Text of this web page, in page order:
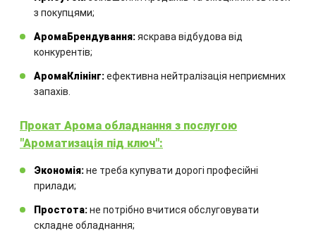
Замовте технічний розрахунок
Комбінація обладнання
окремого проекту.
з покупцями;
АромаБрендування:яскрава відбудова від
конкурентів;
АромаКлінінг:ефективна нейтралізація неприємних
запахів.
Прокат Арома обладнання з послугою
"Ароматизація під ключ":
Экономія:не треба купувати дорогі професійні
прилади;
Простота:не потрібно вчитися обслуговувати
складне обладнання;